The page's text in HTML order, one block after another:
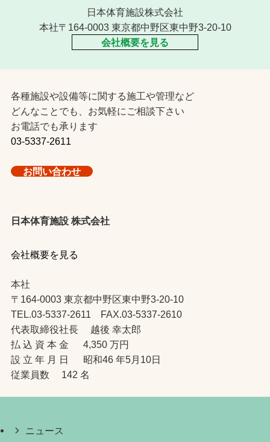
日本体育施設株式会社
本社〒164-0003 東京都中野区東中野3-20-10
会社概要を見る
各種施設や設備等に関する施工や管理など
どんなことでも、お気軽にご相談下さい
お電話でも承ります
03-5337-2611
お問い合わせ
日本体育施設 株式会社
会社概要を見る
本社
〒164-0003 東京都中野区東中野3-20-10
TEL.03-5337-2611 FAX.03-5337-2610
代表取締役社長 越後 幸太郎
払 込 資 本 金 4,350 万円
設 立 年 月 日 昭和46 年5月10日
従業員数 142 名
ニュース